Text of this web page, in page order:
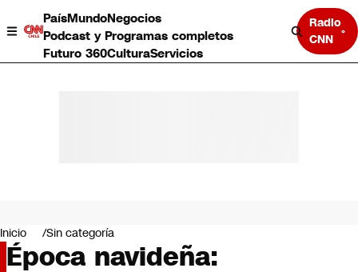
PaísMundoNegocios
Podcast y Programas completos
Futuro 360CulturaServicios
Radio
CNN
Negocios
Deportes
Programas completos
Inicio Sin categoría
Época navideña: